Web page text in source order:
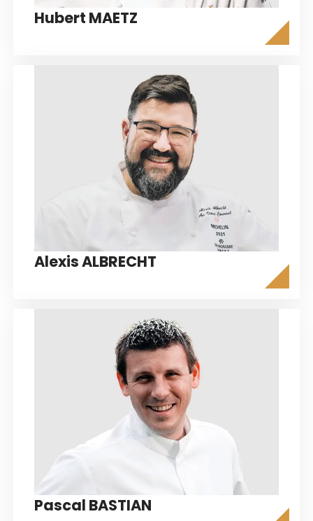
Hubert MAETZ
Alexis ALBRECHT
Pascal BASTIAN